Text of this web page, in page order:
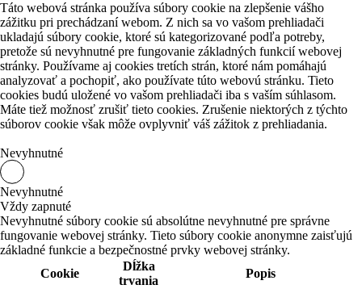
Táto webová stránka používa súbory cookie na zlepšenie vášho
zážitku pri prechádzaní webom. Z nich sa vo vašom prehliadači
ukladajú súbory cookie, ktoré sú kategorizované podľa potreby,
pretože sú nevyhnutné pre fungovanie základných funkcií webovej
stránky. Používame aj cookies tretích strán, ktoré nám pomáhajú
analyzovať a pochopiť, ako používate túto webovú stránku. Tieto
cookies budú uložené vo vašom prehliadači iba s vaším súhlasom.
Máte tiež možnosť zrušiť tieto cookies. Zrušenie niektorých z týchto
súborov cookie však môže ovplyvniť váš zážitok z prehliadania.
Nevyhnutné
Nevyhnutné
Vždy zapnuté
Nevyhnutné súbory cookie sú absolútne nevyhnutné pre správne
fungovanie webovej stránky. Tieto súbory cookie anonymne zaisťujú
základné funkcie a bezpečnostné prvky webovej stránky.
Cookie
Dĺžka
trvania
Popis